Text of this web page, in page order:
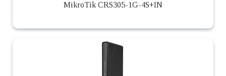
MikroTik CRS305-1G-4S+IN